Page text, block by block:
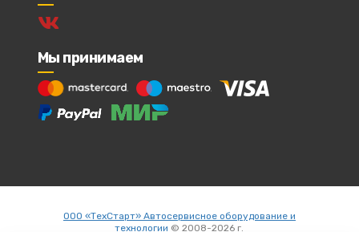
Мы принимаем
ООО «ТехСтарт» Автосервисное оборудование и
технологии © 2008-2026 г.